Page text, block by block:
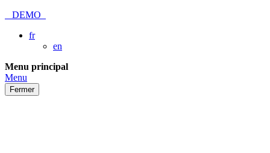
DEMO
fr
en
Passer
au
contenu
Menu principal
Menu
Fermer